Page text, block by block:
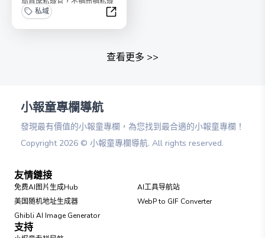
教练，AI破局俱乐部合伙人，
纯素人4个月后实现...
私域
私域赚钱一本通
查看更多 >>
小報童專欄導航
發現最有價值的小報童專欄，為您找到最合適的小報童專欄！
Copyright 2026 © 小報童專欄導航. All rights reserved.
友情鏈接
免费AI图片生成Hub
AI工具导航站
美国随机地址生成器
WebP to GIF Converter
Ghibli AI Image Generator
支持